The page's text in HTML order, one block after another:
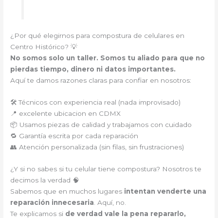
¿Por qué elegirnos para compostura de celulares en
Centro Histórico? 💡
No somos solo un taller. Somos tu aliado para que no
pierdas tiempo, dinero ni datos importantes.
Aquí te damos razones claras para confiar en nosotros:
🛠️ Técnicos con experiencia real (nada improvisado)
📍 excelente ubicacion en CDMX
📦 Usamos piezas de calidad y trabajamos con cuidado
🔁 Garantía escrita por cada reparación
👥 Atención personalizada (sin filas, sin frustraciones)
¿Y si no sabes si tu celular tiene compostura? Nosotros te
decimos la verdad 🧠
Sabemos que en muchos lugares intentan venderte una
reparación innecesaria . Aquí, no.
Te explicamos si de verdad vale la pena repararlo,